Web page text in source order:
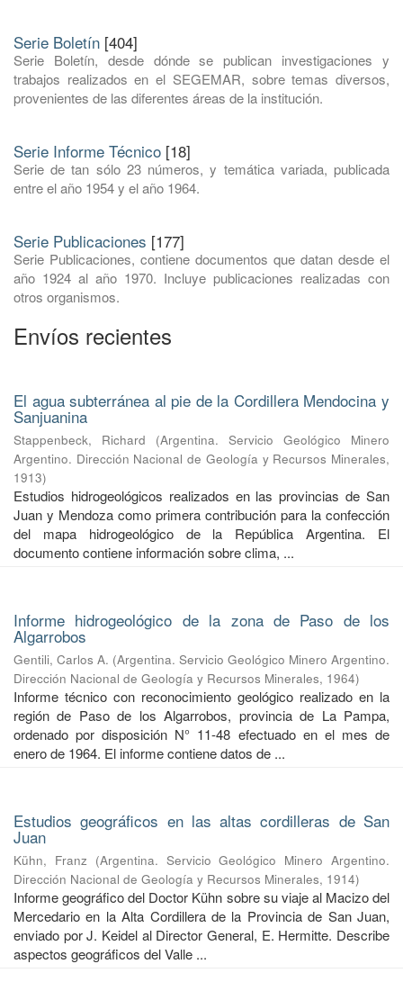
Serie Boletín [404]
Serie Boletín, desde dónde se publican investigaciones y
trabajos realizados en el SEGEMAR, sobre temas diversos,
provenientes de las diferentes áreas de la institución.
Serie Informe Técnico [18]
Serie de tan sólo 23 números, y temática variada, publicada
entre el año 1954 y el año 1964.
Serie Publicaciones [177]
Serie Publicaciones, contiene documentos que datan desde el
año 1924 al año 1970. Incluye publicaciones realizadas con
otros organismos.
Envíos recientes
El agua subterránea al pie de la Cordillera Mendocina y
Sanjuanina
Stappenbeck, Richard (Argentina. Servicio Geológico Minero
Argentino. Dirección Nacional de Geología y Recursos Minerales,
1913)
Estudios hidrogeológicos realizados en las provincias de San
Juan y Mendoza como primera contribución para la confección
del mapa hidrogeológico de la República Argentina. El
documento contiene información sobre clima, ...
Informe hidrogeológico de la zona de Paso de los
Algarrobos
Gentili, Carlos A. (Argentina. Servicio Geológico Minero Argentino.
Dirección Nacional de Geología y Recursos Minerales, 1964)
Informe técnico con reconocimiento geológico realizado en la
región de Paso de los Algarrobos, provincia de La Pampa,
ordenado por disposición N° 11-48 efectuado en el mes de
enero de 1964. El informe contiene datos de ...
Estudios geográficos en las altas cordilleras de San
Juan
Kühn, Franz (Argentina. Servicio Geológico Minero Argentino.
Dirección Nacional de Geología y Recursos Minerales, 1914)
Informe geográfico del Doctor Kühn sobre su viaje al Macizo del
Mercedario en la Alta Cordillera de la Provincia de San Juan,
enviado por J. Keidel al Director General, E. Hermitte. Describe
aspectos geográficos del Valle ...